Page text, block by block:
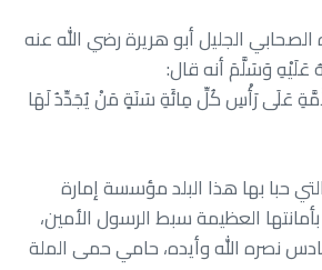
الجليل أبو هريرة رضي الله عنه
عَلَيْهِ وَسَلَّمَ أنه قال:
عَلَى رَأْسِ كُلِّ مِائَةِ سَنَةٍ مَنْ يُجَدِّدُ لَهَا
حبا بها هذا البلد مؤسسة إمارة
العظيمة سبط الرسول الأمين،
نصره الله وأيده، حامي حمى الملة